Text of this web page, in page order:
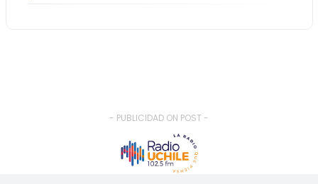
- PUBLICIDAD ON POST -